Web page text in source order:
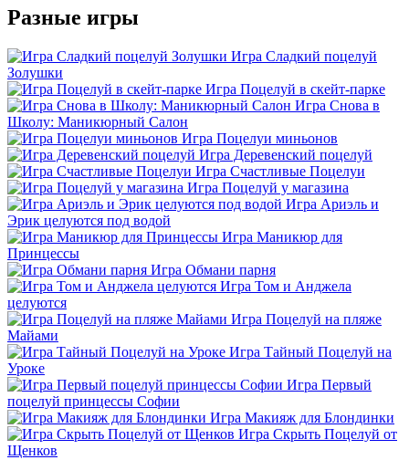
Разные игры
Игра Сладкий поцелуй
Золушки
Игра Поцелуй в скейт-парке
Игра Снова в
Школу: Маникюрный Салон
Игра Поцелуи миньонов
Игра Деревенский поцелуй
Игра Счастливые Поцелуи
Игра Поцелуй у магазина
Игра Ариэль и
Эрик целуются под водой
Игра Маникюр для
Принцессы
Игра Обмани парня
Игра Том и Анджела
целуются
Игра Поцелуй на пляже
Майами
Игра Тайный Поцелуй на
Уроке
Игра Первый
поцелуй принцессы Софии
Игра Макияж для Блондинки
Игра Скрыть Поцелуй от
Щенков